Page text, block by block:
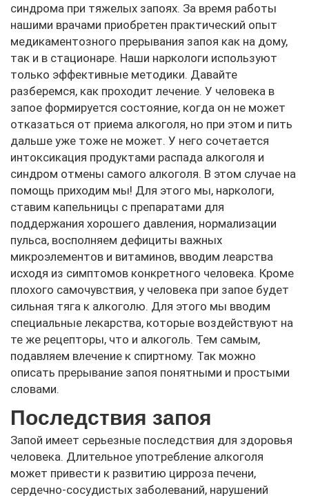
синдрома при тяжелых запоях. За время работы
нашими врачами приобретен практический опыт
медикаментозного прерывания запоя как на дому,
так и в стационаре. Наши наркологи используют
только эффективные методики. Давайте
разберемся, как проходит лечение. У человека в
запое формируется состояние, когда он не может
отказаться от приема алкоголя, но при этом и пить
дальше уже тоже не может. У него сочетается
интоксикация продуктами распада алкоголя и
синдром отмены самого алкоголя. В этом случае на
помощь приходим мы! Для этого мы, наркологи,
ставим капельницы с препаратами для
поддержания хорошего давления, нормализации
пульса, восполняем дефициты важных
микроэлементов и витаминов, вводим леарства
исходя из симптомов конкретного человека. Кроме
плохого самочувствия, у человека при запое будет
сильная тяга к алкоголю. Для этого мы вводим
специальные лекарства, которые воздействуют на
те же рецепторы, что и алкоголь. Тем самым,
подавляем влечение к спиртному. Так можно
описать прерывание запоя понятными и простыми
словами.
Последствия запоя
Запой имеет серьезные последствия для здоровья
человека. Длительное употребление алкоголя
может привести к развитию цирроза печени,
сердечно-сосудистых заболеваний, нарушений